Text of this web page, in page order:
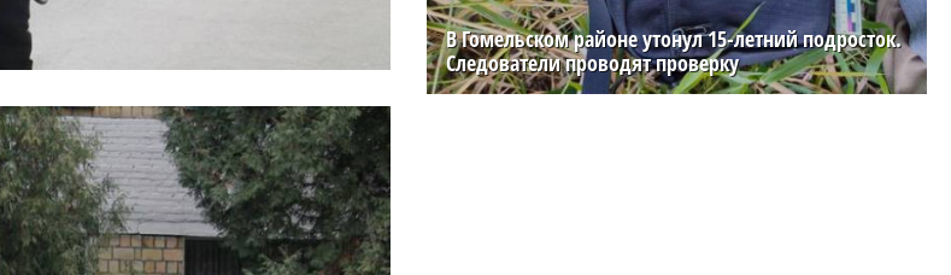
В Гомельском районе утонул 15-летний подросток.
Следователи проводят проверку